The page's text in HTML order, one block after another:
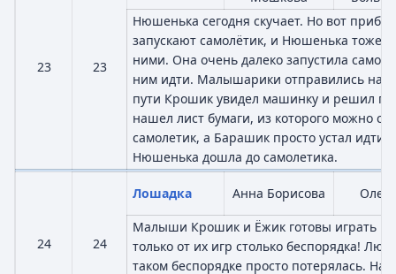
23 23
Нюшенька сегодня скучает. Но вот
запускают самолётик, и Нюшенька тоже
ними. Она очень далеко запустила
ним идти. Малышарики отправились на
пути Крошик увидел машинку и решил
нашел лист бумаги, из которого можно
самолетик, а Барашик просто устал
Нюшенька дошла до самолетика.
24 24
Лошадка Анна Борисова
Олег
Малыши Крошик и Ёжик готовы играть
только от их игр столько беспорядка!
таком беспорядке просто потерялась.